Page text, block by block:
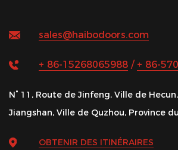
sales@haibodoors.com
+ 86-15268065988 / + 86-
N° 11, Route de Jinfeng, Ville de
Jiangshan, Ville de Quzhou, Province
OBTENIR DES ITINÉRAIRES